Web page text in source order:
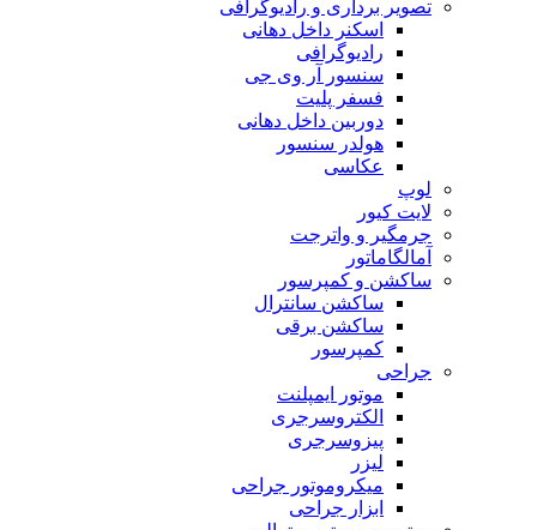
تصویر برداری و رادیوگرافی
اسکنر داخل دهانی
رادیوگرافی
سنسور آر وی جی
فسفر پلیت
دوربین داخل دهانی
هولدر سنسور
عکاسی
لوپ
لایت کیور
جرمگیر و واترجت
آمالگاماتور
ساکشن و کمپرسور
ساکشن سانترال
ساکشن برقی
کمپرسور
جراحی
موتور ایمپلنت
الکتروسرجری
پیزوسرجری
لیزر
میکروموتور جراحی
ابزار جراحی